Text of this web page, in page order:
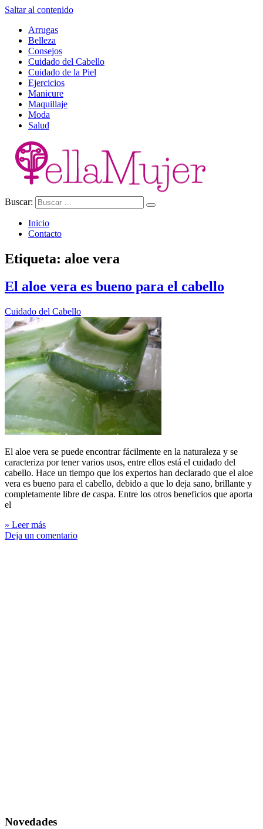
Saltar al contenido
Arrugas
Belleza
Consejos
Cuidado del Cabello
Cuidado de la Piel
Ejercicios
Manicure
Maquillaje
Moda
Salud
Ella Mujer
Buscar:
Inicio
Contacto
Etiqueta: aloe vera
El aloe vera es bueno para el cabello
Cuidado del Cabello
El aloe vera se puede encontrar fácilmente en la naturaleza y se
caracteriza por tener varios usos, entre ellos está el cuidado del
cabello. Hace un tiempo que los expertos han declarado que el aloe
vera es bueno para el cabello, debido a que lo deja sano, brillante y
completamente libre de caspa. Entre los otros beneficios que aporta
el
» Leer más
Deja un comentario
Novedades